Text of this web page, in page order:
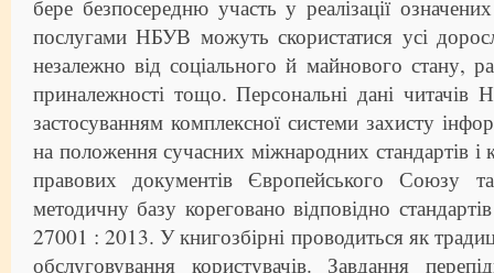
бере безпосередню участь у реалізації
послугами НБУВ можуть скористатися усі
незалежно від соціального й майнового стану,
приналежності тощо. Персональні дані читачів
застосуванням комплексної системи захисту
на положення сучасних міжнародних стандартів і
правових документів Європейського Союзу
методичну базу кореговано відповідно
27001 : 2013. У книгозбірні проводиться як
обслуговування користувачів. Завдання